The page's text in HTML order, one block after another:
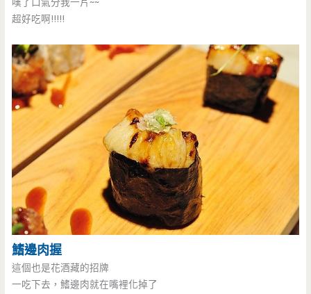
超好吃啊!!!!!
鰭邊肉握
這個也是花酒藏的招牌
一吃下去，鰭邊肉就在嘴裡化掉了